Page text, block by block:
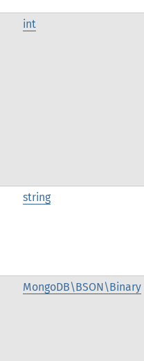
int
string
MongoDB\BSON\Binary